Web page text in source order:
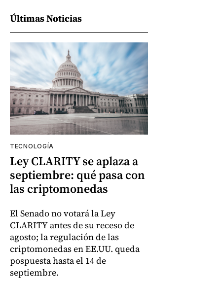
Últimas Noticias
TECNOLOGÍA
Ley CLARITY se aplaza a
septiembre: qué pasa con
las criptomonedas
El Senado no votará la Ley
CLARITY antes de su receso de
agosto; la regulación de las
criptomonedas en EE.UU. queda
pospuesta hasta el 14 de
septiembre.